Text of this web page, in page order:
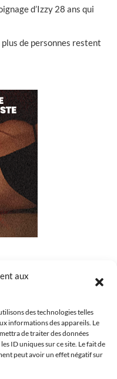
aux
des technologies telles
informations des appareils. Le
de traiter des données
ID uniques sur ce site. Le fait de
peut avoir un effet négatif sur
d’Izzy 28 ans qui
de personnes restent